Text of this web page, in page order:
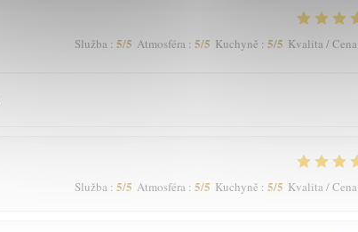
Služba : 5/5 Atmosféra : 5/5 Kuchyně : 5/5 Kvalita / Cena
Služba : 5/5 Atmosféra : 5/5 Kuchyně : 5/5 Kvalita / Cena